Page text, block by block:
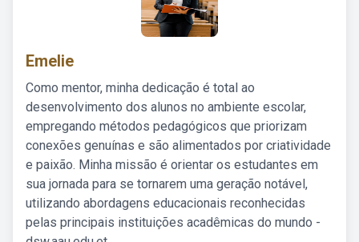
Emelie
Como mentor, minha dedicação é total ao
desenvolvimento dos alunos no ambiente escolar,
empregando métodos pedagógicos que priorizam
conexões genuínas e são alimentados por criatividade
e paixão. Minha missão é orientar os estudantes em
sua jornada para se tornarem uma geração notável,
utilizando abordagens educacionais reconhecidas
pelas principais instituições acadêmicas do mundo -